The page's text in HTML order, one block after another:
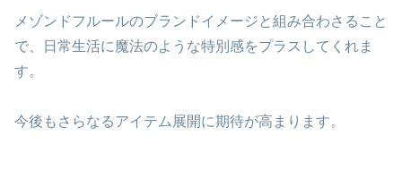
メゾンドフルールのブランドイメージと組み合わさること
で、日常生活に魔法のような特別感をプラスしてくれま
す。
今後もさらなるアイテム展開に期待が高まります。